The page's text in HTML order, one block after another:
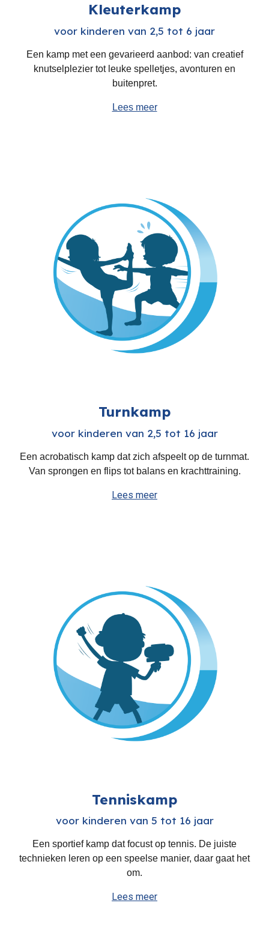
Kleuterkamp
voor kinderen van 2,5 tot 6 jaar
Een kamp met een gevarieerd aanbod: van creatief
knutselplezier tot leuke spelletjes, avonturen en
buitenpret.
Lees meer
Turnkamp
voor kinderen van 2,5 tot 16 jaar
Een acrobatisch kamp dat zich afspeelt op de turnmat.
Van sprongen en flips tot balans en krachttraining.
Lees meer
Tenniskamp
voor kinderen van 5 tot 16 jaar
Een sportief kamp dat focust op tennis. De juiste
technieken leren op een speelse manier, daar gaat het
om.
Lees meer